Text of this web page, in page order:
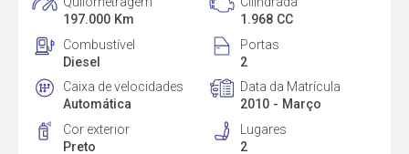
197.000 Km
1.968 CC
Combustível
Diesel
Portas
2
Caixa de velocidades
Automática
Data da Matrícula
2010 - Março
Cor exterior
Preto
Lugares
2